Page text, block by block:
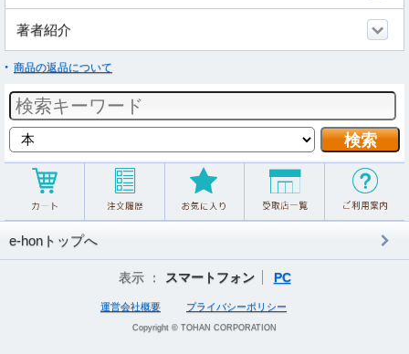
著者紹介
商品の返品について
e-honトップへ
表示 ： スマートフォン PC
運営会社概要 プライバシーポリシー
Copyright © TOHAN CORPORATION